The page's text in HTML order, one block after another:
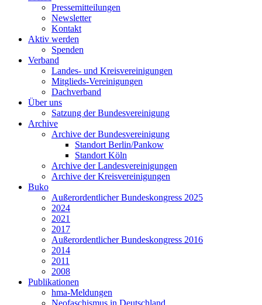
Pressemitteilungen
Newsletter
Kontakt
Aktiv werden
Spenden
Verband
Landes- und Kreisvereinigungen
Mitglieds-Vereinigungen
Dachverband
Über uns
Satzung der Bundesvereinigung
Archive
Archive der Bundesvereinigung
Standort Berlin/Pankow
Standort Köln
Archive der Landesvereinigungen
Archive der Kreisvereinigungen
Buko
Außerordentlicher Bundeskongress 2025
2024
2021
2017
Außerordentlicher Bundeskongress 2016
2014
2011
2008
Publikationen
hma-Meldungen
Neofaschismus in Deutschland